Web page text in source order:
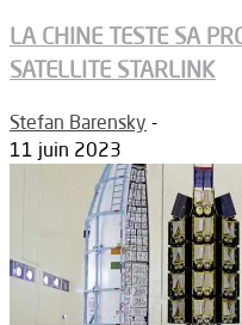
LA CHINE TESTE SA
SATELLITE STARLINK
Stefan Barensky -
11 juin 2023